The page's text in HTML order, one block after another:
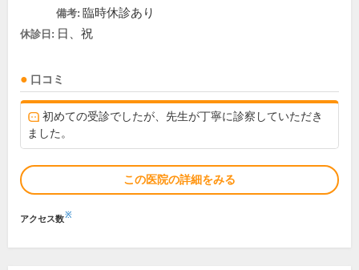
備考: 臨時休診あり
休診日: 日、祝
口コミ
初めての受診でしたが、先生が丁寧に診察していただき
ました。
この医院の詳細をみる
アクセス数※